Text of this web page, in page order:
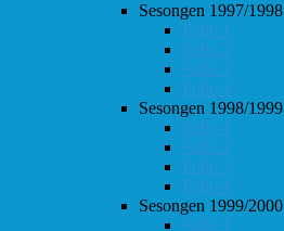
Sesongen 1997/1998
Follo 1
Follo 2
Follo 3
Follo 4
Sesongen 1998/1999
Follo 1
Follo 2
Follo 3
Follo 4
Sesongen 1999/2000
Follo 1